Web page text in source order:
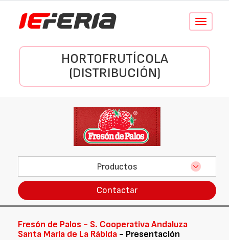
Conmutar
HORTOFRUTÍCOLA
(DISTRIBUCIÓN)
Productos
Contactar
Fresón de Palos - S. Cooperativa Andaluza
Santa María de La Rábida - Presentación